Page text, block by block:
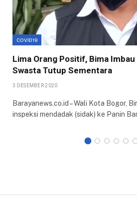
COVID19
Lima Orang Positif, Bima
Swasta Tutup Sementara
3 DESEMBER 2020
Barayanews.co.id – Wali Kota Bogor,
inspeksi mendadak (sidak) ke Panin